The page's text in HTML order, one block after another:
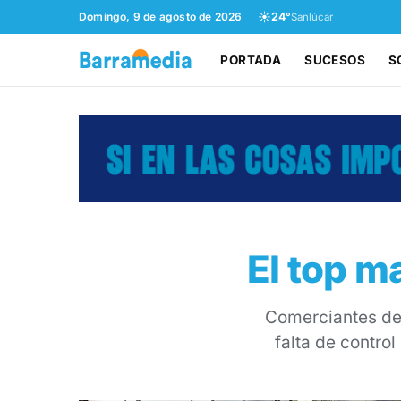
Domingo, 9 de agosto de 2026 ☀️24°Sanlúcar
PORTADA SUCESOS
El top
Comerciantes
falta de control